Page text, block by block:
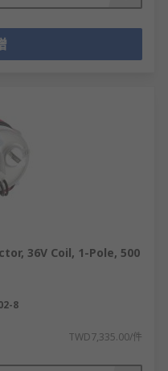
36V Coil, 1-Pole, 500
8
TWD7,335.00/件